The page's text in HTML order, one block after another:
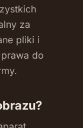
za
pliki i
do